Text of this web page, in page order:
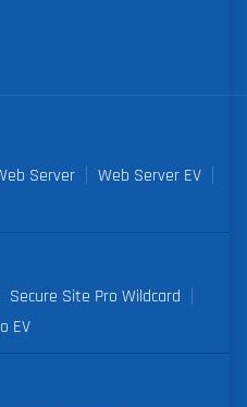
Server
Web Server EV
Secure Site Pro Wildcard
EV